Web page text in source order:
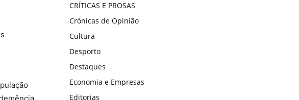
CRÍTICAS E PROSAS
Crónicas de Opinião
Cultura
Desporto
Destaques
Economia e Empresas
Editorias